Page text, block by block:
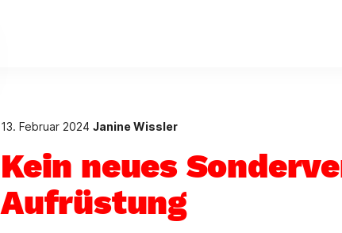
13. Februar 2024 Janine Wissler
Kein neues
Aufrüstung